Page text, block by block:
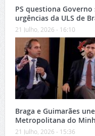
PS questiona
urgências da ULS de
21 Julho, 2026 - 16:10
Braga e Guimarães
Metropolitana do
21 Julho, 2026 - 15:36